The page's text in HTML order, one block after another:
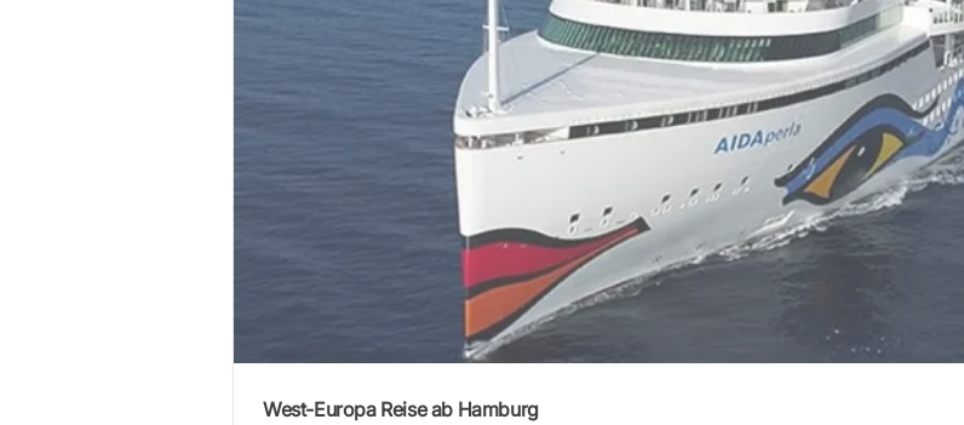
West-Europa Reise ab Hamburg